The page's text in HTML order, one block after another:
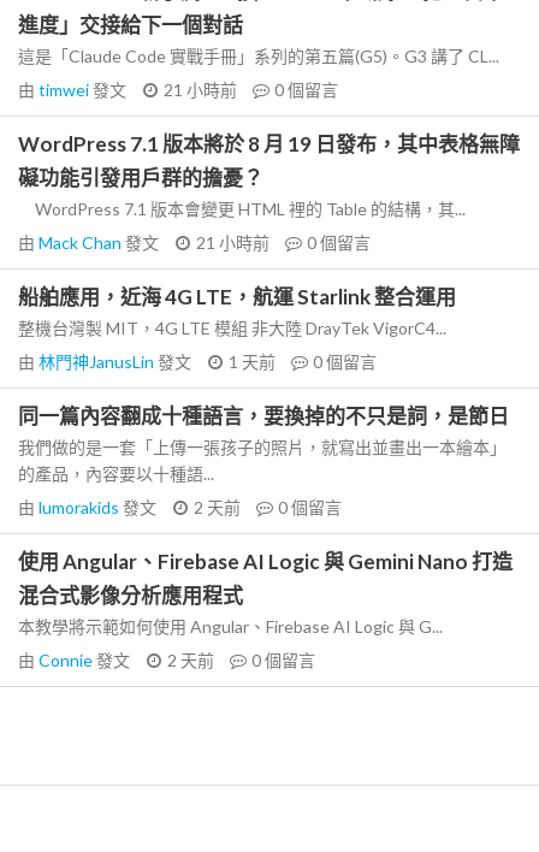
進度」交接給下一個對話
這是「Claude Code 實戰手冊」系列的第五篇(G5)。G3 講了 CL...
由 timwei發文 21 小時前 0個留言
WordPress 7.1 版本將於 8 月 19 日發布，其中表格無障
礙功能引發用戶群的擔憂？
WordPress 7.1 版本會變更 HTML 裡的 Table 的結構，其...
由 Mack Chan 發文 21 小時前 0個留言
船舶應用，近海 4G LTE，航運 Starlink 整合運用
整機台灣製 MIT，4G LTE 模組 非大陸 DrayTek VigorC4...
由 林門神JanusLin 發文 1 天前 0個留言
同一篇內容翻成十種語言，要換掉的不只是詞，是節日
我們做的是一套「上傳一張孩子的照片，就寫出並畫出一本繪本」
的產品，內容要以十種語...
由 lumorakids 發文 2 天前 0個留言
使用 Angular、Firebase AI Logic 與 Gemini Nano 打造
混合式影像分析應用程式
本教學將示範如何使用 Angular、Firebase AI Logic 與 G...
由 Connie發文 2 天前 0個留言